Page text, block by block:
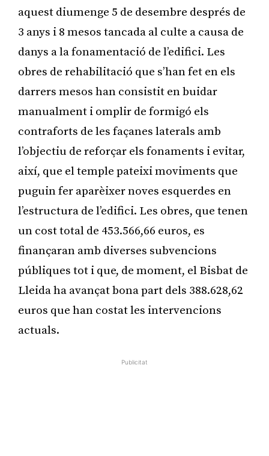
aquest diumenge 5 de desembre després de
3 anys i 8 mesos tancada al culte a causa de
danys a la fonamentació de l’edifici. Les
obres de rehabilitació que s’han fet en els
darrers mesos han consistit en buidar
manualment i omplir de formigó els
contraforts de les façanes laterals amb
l’objectiu de reforçar els fonaments i evitar,
així, que el temple pateixi moviments que
puguin fer aparèixer noves esquerdes en
l’estructura de l’edifici. Les obres, que tenen
un cost total de 453.566,66 euros, es
finançaran amb diverses subvencions
públiques tot i que, de moment, el Bisbat de
Lleida ha avançat bona part dels 388.628,62
euros que han costat les intervencions
actuals.
Publicitat